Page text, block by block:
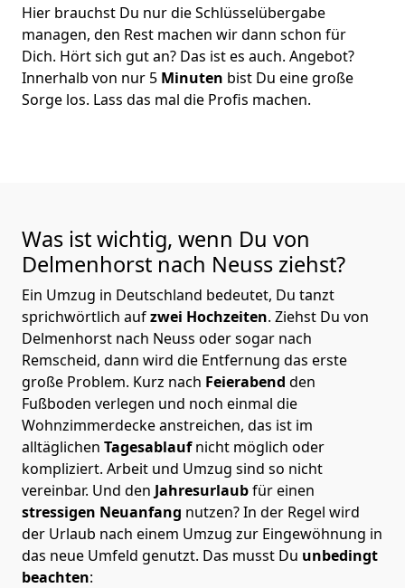
Hier brauchst Du nur die Schlüsselübergabe
managen, den Rest machen wir dann schon für
Dich. Hört sich gut an? Das ist es auch. Angebot?
Innerhalb von nur 5 Minuten bist Du eine große
Sorge los. Lass das mal die Profis machen.
Was ist wichtig, wenn Du von
Delmenhorst nach Neuss ziehst?
Ein Umzug in Deutschland bedeutet, Du tanzt
sprichwörtlich aufzwei Hochzeiten. Ziehst Du von
Delmenhorst nach Neuss oder sogar nach
Remscheid, dann wird die Entfernung das erste
große Problem. Kurz nach Feierabend den
Fußboden verlegen und noch einmal die
Wohnzimmerdecke anstreichen, das ist im
alltäglichen Tagesablaufnicht möglich oder
kompliziert. Arbeit und Umzug sind so nicht
vereinbar. Und den Jahresurlaubfür einen
stressigen Neuanfang nutzen? In der Regel wird
der Urlaub nach einem Umzug zur Eingewöhnung in
das neue Umfeld genutzt. Das musst Du unbedingt
beachten: